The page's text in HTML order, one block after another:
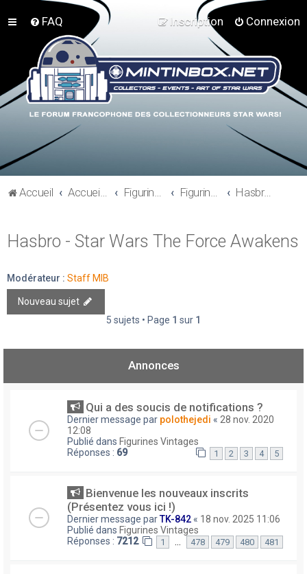
FAQ Connexion
Inscription
Accueil Accueil du forum Figurines 3"3/4, Playsets, Vaisseaux,… Figurines Actuelles Hasbro - Star Wars The Force Awakens
Hasbro - Star Wars The Force Awakens
Modérateur : Staff MIB
Nouveau sujet
5 sujets • Page 1 sur 1
Annonces
Qui a des soucis de notifications ?
Dernier message par polothejedi « 28 nov. 2020
12:08
Publié dans Figurines Vintages
Réponses : 69 1 2 3 4 5
Bienvenue les nouveaux inscrits
(Présentez vous ici !)
Dernier message parTK-842 « 18 nov. 2025 11:06
Publié dans Figurines Vintages
Réponses : 7212 1 … 478 479 480 481